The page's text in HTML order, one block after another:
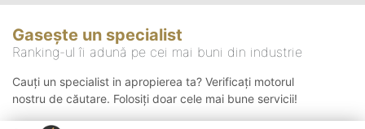
Gasește un specialist
Ranking-ul îi adună pe cei mai buni din industrie
Cauți un specialist in apropierea ta? Verificați motorul
nostru de căutare. Folosiți doar cele mai bune servicii!